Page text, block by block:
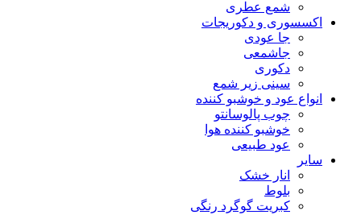
شمع عطری
اکسسوری و دکوریجات
جا عودی
جاشمعی
دکوری
سینی زیر شمع
انواع عود و خوشبو کننده
چوب پالوسانتو
خوشبو کننده هوا
عود طبیعی
سایر
انار خشک
بلوط
کبریت گوگرد رنگی